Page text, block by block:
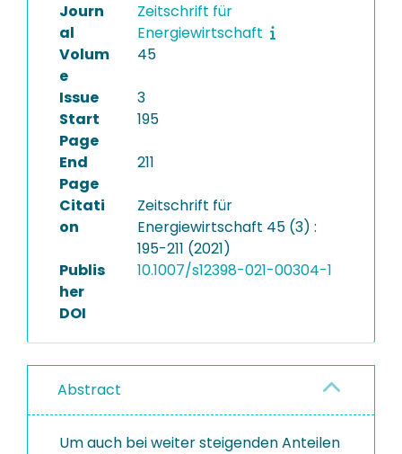
Journ
al
Zeitschrift für
Energiewirtschaft
Volum
e
45
Issue
3
Start
Page
195
End
Page
211
Citati
on
Zeitschrift für
Energiewirtschaft 45 (3) :
195-211 (2021)
Publis
her
DOI
10.1007/s12398-021-00304-1
Abstract
Um auch bei weiter steigenden Anteilen